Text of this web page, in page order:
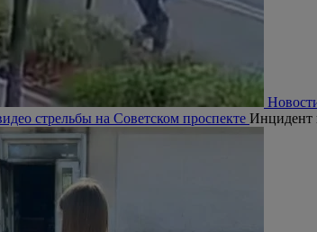
стрельбы на Советском проспекте Инцидент